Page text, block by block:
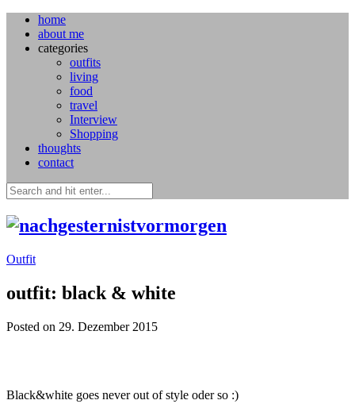
home
about me
categories
outfits
living
food
travel
Interview
Shopping
thoughts
contact
Outfit
outfit: black & white
Posted on 29. Dezember 2015
Black&white goes never out of style oder so :)